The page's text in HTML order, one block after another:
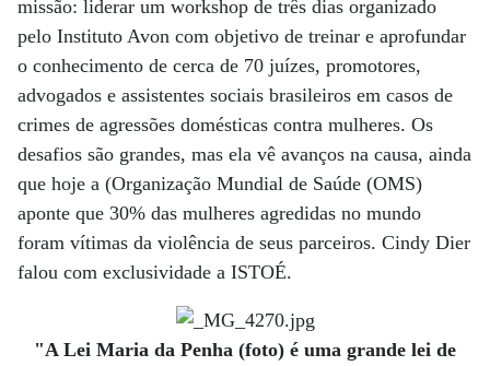
missão: liderar um workshop de três dias organizado
pelo Instituto Avon com objetivo de treinar e aprofundar
o conhecimento de cerca de 70 juízes, promotores,
advogados e assistentes sociais brasileiros em casos de
crimes de agressões domésticas contra mulheres. Os
desafios são grandes, mas ela vê avanços na causa, ainda
que hoje a (Organização Mundial de Saúde (OMS)
aponte que 30% das mulheres agredidas no mundo
foram vítimas da violência de seus parceiros. Cindy Dier
falou com exclusividade a ISTOÉ.
"A Lei Maria da Penha (foto) é uma grande lei de